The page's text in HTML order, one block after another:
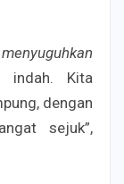
menyuguhkan
indah. Kita
dengan
sejuk”,